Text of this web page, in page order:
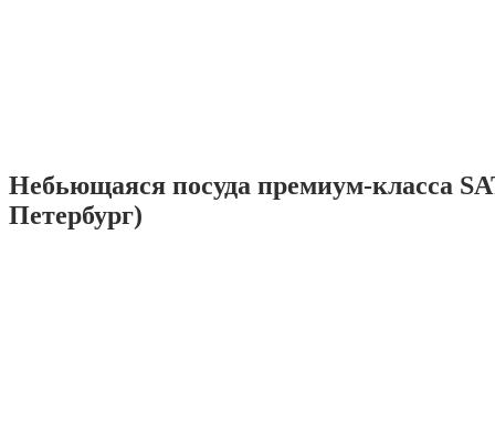
Небьющаяся посуда премиум-класса
Петербург)